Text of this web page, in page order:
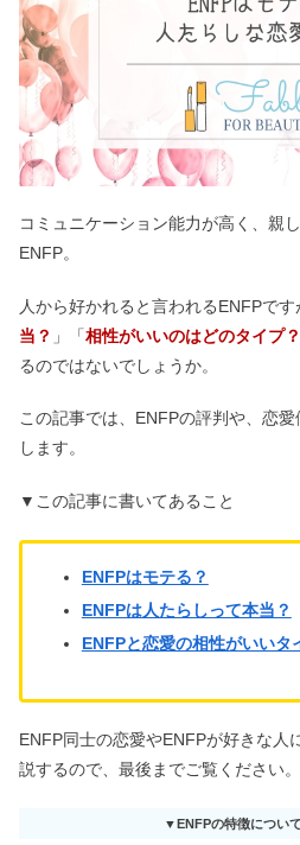
コミュニケーション能力が高く、親
ENFP。
人から好かれると言われるENFPです
当？ 」「相性がいいのはどのタイプ？
るのではないでしょうか。
この記事では、ENFPの評判や、恋
します。
▼この記事に書いてあること
ENFPはモテる？
ENFPは人たらしって本当？
ENFPと恋愛の相性がいいタ
ENFP同士の恋愛やENFPが好きな人
説するので、最後までご覧ください。
▼ENFPの特徴につい